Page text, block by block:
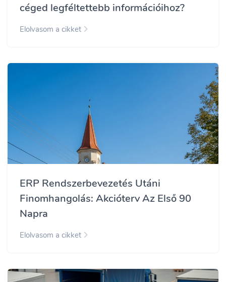
céged legféltettebb információihoz?
Elolvasom a cikket
ERP Rendszerbevezetés Utáni
Finomhangolás: Akcióterv Az Első 90
Napra
Elolvasom a cikket